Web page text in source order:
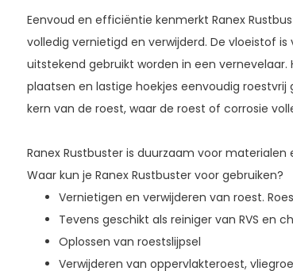
Eenvoud en efficiëntie kenmerkt Ranex
volledig vernietigd en verwijderd. De vloeistof
uitstekend gebruikt worden in een vernevelaar.
plaatsen en lastige hoekjes eenvoudig
kern van de roest, waar de roest of corrosie
Ranex Rustbuster is duurzaam voor materialen
Waar kun je Ranex Rustbuster voor gebruiken?
Vernietigen en verwijderen van roest.
Tevens geschikt als reiniger van RVS en
Oplossen van roestslijpsel
Verwijderen van oppervlakteroest,